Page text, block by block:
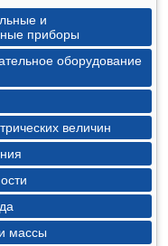
и
приборы
оборудование
величин
массы